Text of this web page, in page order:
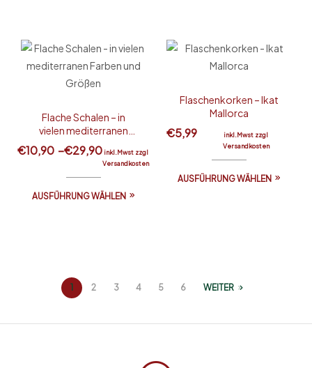
Flache Schalen – in
vielen mediterranen
Farben und Größen
€10,90 –€29,90 inkl.Mwst zzgl
Versandkosten
AUSFÜHRUNG WÄHLEN
Flaschenkorken – Ikat
Mallorca
€5,99
inkl.Mwst zzgl
Versandkosten
AUSFÜHRUNG WÄHLEN
1 2 3 4 5 6 WEITER